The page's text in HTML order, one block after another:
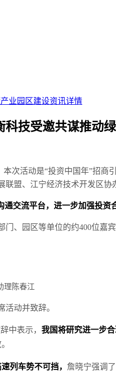
业园区建设资讯详情
技受邀共谋推动
次活动是“投资中国年”招
盟、江宁经济技术开发区协
交流平台，进一步加强投资
、园区等单位的约400位嘉宾
理陈春江
动并致辞。
中表示， 我国将研究进一步
列车势不可挡， 詹晓宁强调